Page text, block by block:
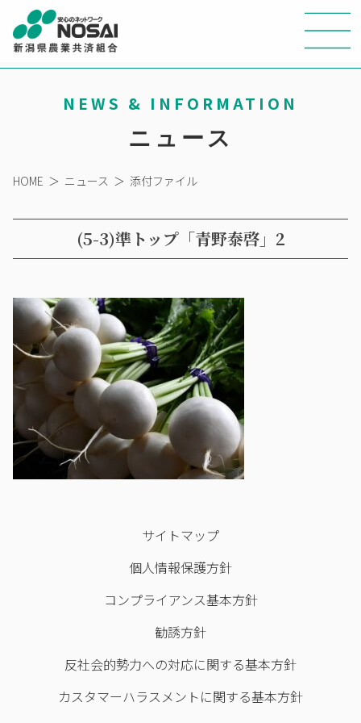
NEWS & INFORMATION
ニュース
HOME ＞ ニュース ＞ 添付ファイル
(5-3)準トップ「青野泰啓」2
サイトマップ
個人情報保護方針
コンプライアンス基本方針
勧誘方針
反社会的勢力への対応に関する基本方針
カスタマーハラスメントに関する基本方針